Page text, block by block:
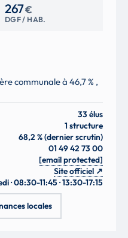
267€
DGF / HAB.
communale à 46,7 % ,
33 élus
1 structure
68,2 % (dernier scrutin)
01 49 42 73 00
[email protected]
Site officiel ↗
· 08:30-11:45 · 13:30-17:15
locales